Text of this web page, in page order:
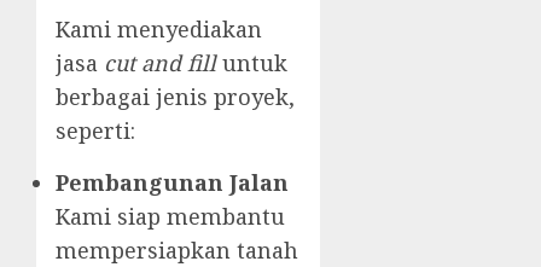
Kami menyediakan
jasa cut and filluntuk
berbagai jenis proyek,
seperti:
Pembangunan Jalan
Kami siap membantu
mempersiapkan tanah